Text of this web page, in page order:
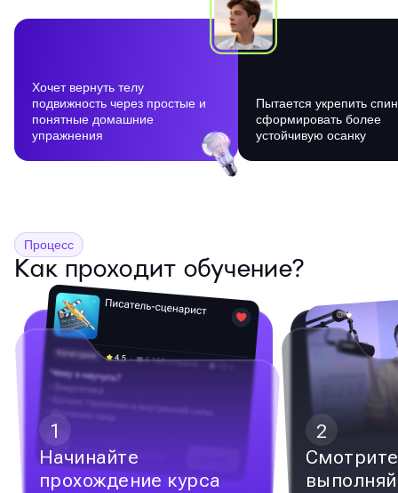
Хочет вернуть телу
подвижность через простые и
понятные домашние
упражнения
Пытается укрепить
сформировать более
устойчивую осанку
Процесс
Как проходит обучение?
Смотрите видеоуроки,
выполняйте задания
3
за